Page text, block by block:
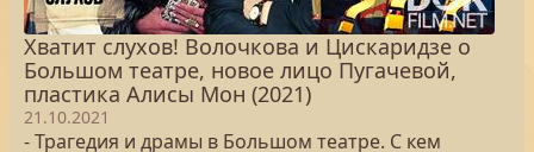
Хватит слухов! Волочкова и Цискаридзе о
Большом театре, новое лицо Пугачевой,
пластика Алисы Мон (2021)
21.10.2021
- Трагедия и драмы в Большом театре. С кем